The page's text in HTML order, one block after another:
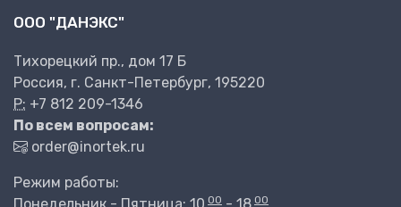
ООО "ДАНЭКС"
Тихорецкий пр., дом 17 Б
Россия, г. Санкт-Петербург, 195220
P: +7 812 209-1346
По всем вопросам:
order@inortek.ru
Режим работы:
00 00